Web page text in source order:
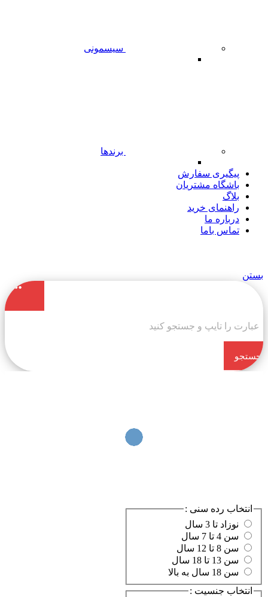
سیسمونی
برندها
پیگیری سفارش
باشگاه مشتریان
بلاگ
راهنمای خرید
درباره ما
تماس باما
بستن
جستجو
انتخاب رده سنی :
انتخاب جنسیت :